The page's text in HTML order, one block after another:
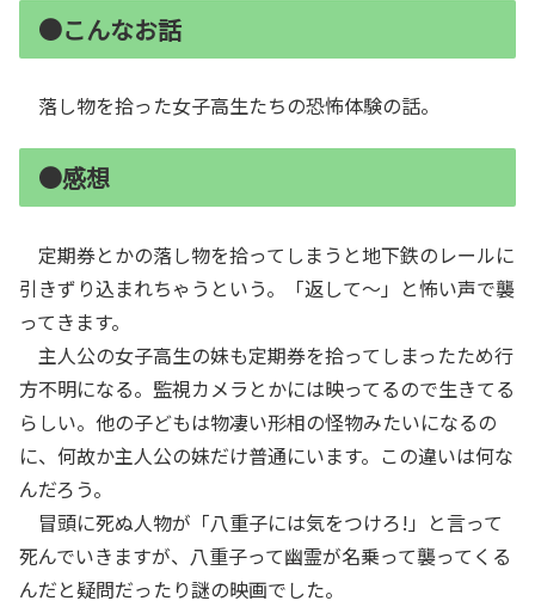
●こんなお話
落し物を拾った女子高生たちの恐怖体験の話。
●感想
定期券とかの落し物を拾ってしまうと地下鉄のレールに
引きずり込まれちゃうという。「返して～」と怖い声で襲
ってきます。
主人公の女子高生の妹も定期券を拾ってしまったため行
方不明になる。監視カメラとかには映ってるので生きてる
らしい。他の子どもは物凄い形相の怪物みたいになるの
に、何故か主人公の妹だけ普通にいます。この違いは何な
んだろう。
冒頭に死ぬ人物が「八重子には気をつけろ!」と言って
死んでいきますが、八重子って幽霊が名乗って襲ってくる
んだと疑問だったり謎の映画でした。